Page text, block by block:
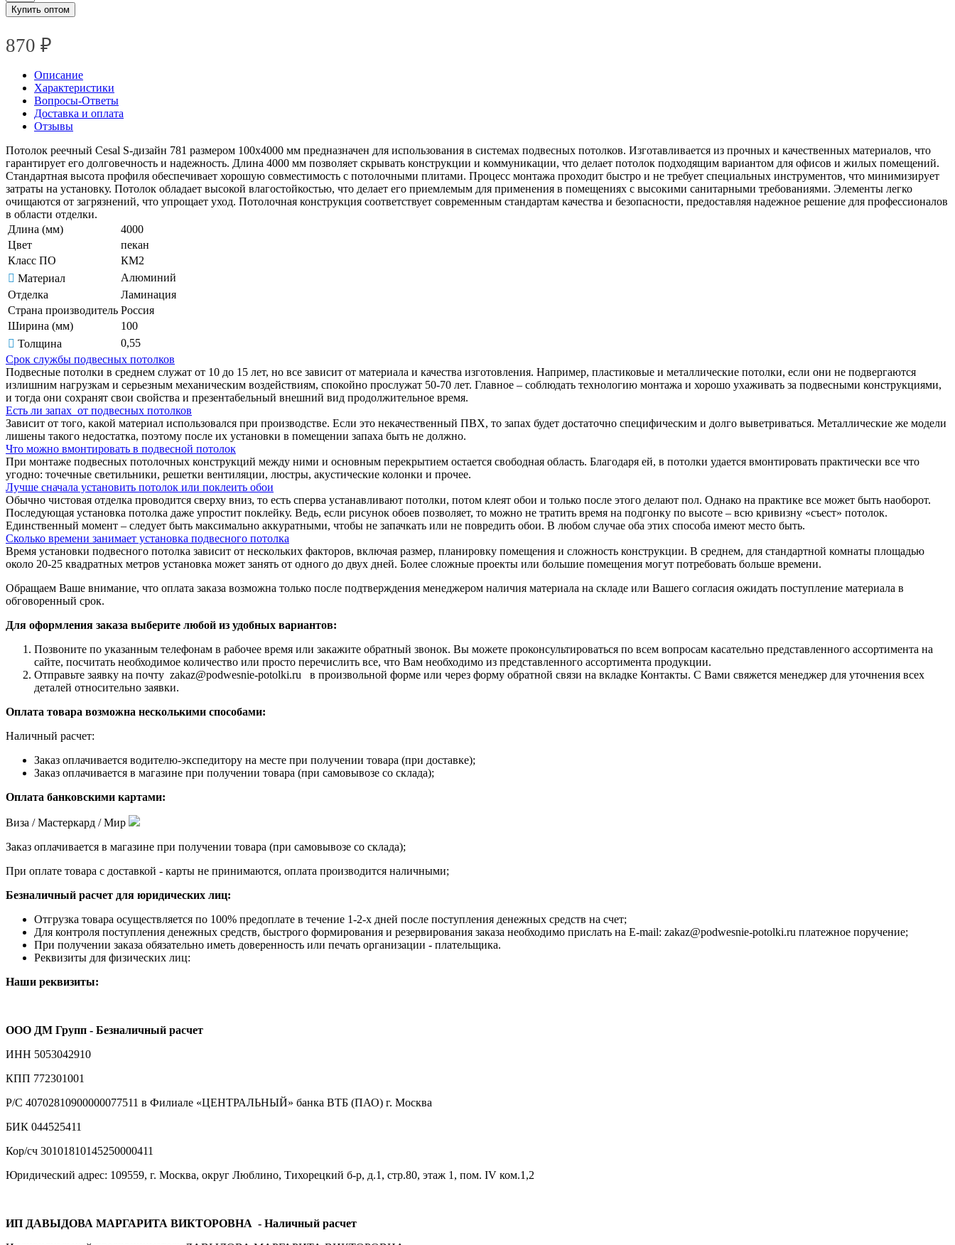
Купить оптом
870 ₽
Описание
Характеристики
Вопросы-Ответы
Доставка и оплата
Отзывы
Потолок реечный Cesal S-дизайн 781 размером 100х4000 мм предназначен для использования в системах подвесных потолков. Изготавливается из прочных и качественных материалов, что
гарантирует его долговечность и надежность. Длина 4000 мм позволяет скрывать конструкции и коммуникации, что делает потолок подходящим вариантом для офисов и жилых помещений.
Стандартная высота профиля обеспечивает хорошую совместимость с потолочными плитами. Процесс монтажа проходит быстро и не требует специальных инструментов, что минимизирует
затраты на установку. Потолок обладает высокой влагостойкостью, что делает его приемлемым для применения в помещениях с высокими санитарными требованиями. Элементы легко
очищаются от загрязнений, что упрощает уход. Потолочная конструкция соответствует современным стандартам качества и безопасности, предоставляя надежное решение для профессионалов
в области отделки.
Длина (мм)
4000
Цвет
пекан
Класс ПО
КМ2
Материал
Алюминий
Отделка
Ламинация
Страна производитель Россия
Ширина (мм)
100
Толщина
0,55
Срок службы подвесных потолков
Подвесные потолки в среднем служат от 10 до 15 лет, но все зависит от материала и качества изготовления. Например, пластиковые и металлические потолки, если они не подвергаются
излишним нагрузкам и серьезным механическим воздействиям, спокойно прослужат 50-70 лет. Главное – соблюдать технологию монтажа и хорошо ухаживать за подвесными конструкциями,
и тогда они сохранят свои свойства и презентабельный внешний вид продолжительное время.
Есть ли запах от подвесных потолков
Зависит от того, какой материал использовался при производстве. Если это некачественный ПВХ, то запах будет достаточно специфическим и долго выветриваться. Металлические же модели
лишены такого недостатка, поэтому после их установки в помещении запаха быть не должно.
Что можно вмонтировать в подвесной потолок
При монтаже подвесных потолочных конструкций между ними и основным перекрытием остается свободная область. Благодаря ей, в потолки удается вмонтировать практически все что
угодно: точечные светильники, решетки вентиляции, люстры, акустические колонки и прочее.
Лучше сначала установить потолок или поклеить обои
Обычно чистовая отделка проводится сверху вниз, то есть сперва устанавливают потолки, потом клеят обои и только после этого делают пол. Однако на практике все может быть наоборот.
Последующая установка потолка даже упростит поклейку. Ведь, если рисунок обоев позволяет, то можно не тратить время на подгонку по высоте – всю кривизну «съест» потолок.
Единственный момент – следует быть максимально аккуратными, чтобы не запачкать или не повредить обои. В любом случае оба этих способа имеют место быть.
Сколько времени занимает установка подвесного потолка
Время установки подвесного потолка зависит от нескольких факторов, включая размер, планировку помещения и сложность конструкции. В среднем, для стандартной комнаты площадью
около 20-25 квадратных метров установка может занять от одного до двух дней. Более сложные проекты или большие помещения могут потребовать больше времени.
Обращаем Ваше внимание, что оплата заказа возможна только после подтверждения менеджером наличия материала на складе или Вашего согласия ожидать поступление материала в
обговоренный срок.
Для оформления заказа выберите любой из удобных вариантов:
Позвоните по указанным телефонам в рабочее время или закажите обратный звонок. Вы можете проконсультироваться по всем вопросам касательно представленного ассортимента на
сайте, посчитать необходимое количество или просто перечислить все, что Вам необходимо из представленного ассортимента продукции.
Отправьте заявку на почту zakaz@podwesnie-potolki.ru в произвольной форме или через форму обратной связи на вкладке Контакты. С Вами свяжется менеджер для уточнения всех
деталей относительно заявки.
Оплата товара возможна несколькими способами:
Наличный расчет:
Заказ оплачивается водителю-экспедитору на месте при получении товара (при доставке);
Заказ оплачивается в магазине при получении товара (при самовывозе со склада);
Оплата банковскими картами:
Виза / Мастеркард / Мир
Заказ оплачивается в магазине при получении товара (при самовывозе со склада);
При оплате товара с доставкой - карты не принимаются, оплата производится наличными;
Безналичный расчет для юридических лиц:
Отгрузка товара осуществляется по 100% предоплате в течение 1-2-х дней после поступления денежных средств на счет;
Для контроля поступления денежных средств, быстрого формирования и резервирования заказа необходимо прислать на E-mail: zakaz@podwesnie-potolki.ru платежное поручение;
При получении заказа обязательно иметь доверенность или печать организации - плательщика.
Реквизиты для физических лиц:
Наши реквизиты:
ООО ДМ Групп - Безналичный расчет
ИНН 5053042910
КПП 772301001
Р/С 40702810900000077511 в Филиале «ЦЕНТРАЛЬНЫЙ» банка ВТБ (ПАО) г. Москва
БИК 044525411
Кор/сч 30101810145250000411
Юридический адрес: 109559, г. Москва, округ Люблино, Тихорецкий б-р, д.1, стр.80, этаж 1, пом. IV ком.1,2
ИП ДАВЫДОВА МАРГАРИТА ВИКТОРОВНА - Наличный расчет